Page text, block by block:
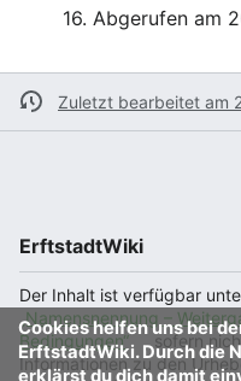
16. Abgerufen am
Zuletzt bearbeitet am
Cookies helfen uns bei
ErftstadtWiki. Durch die
erklärst du dich damit
ErftstadtWiki
Der Inhalt ist verfügbar
„Namensnennung –
Bedingungen“
, sofern
Informationen zu den